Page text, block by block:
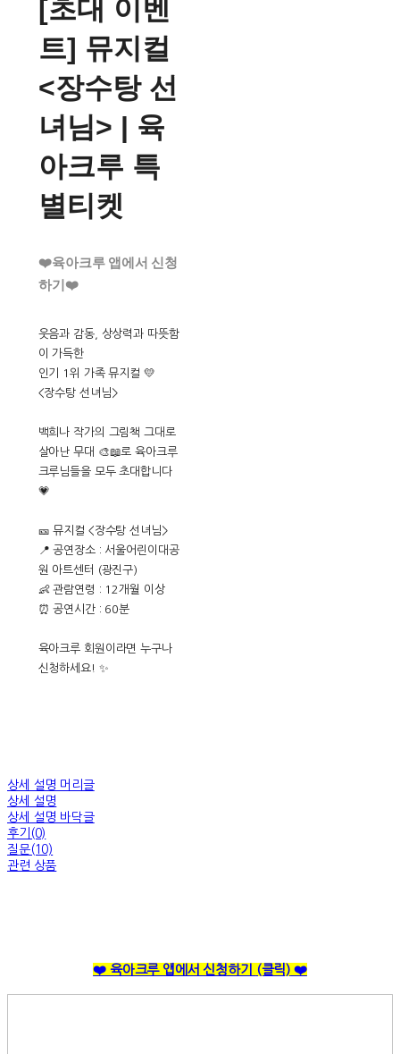
[초대 이벤
트] 뮤지컬
<장수탕 선
녀님> | 육
아크루 특
별티켓
❤️육아크루 앱에서 신청
하기❤️
웃음과 감동, 상상력과 따뜻함
이 가득한
인기 1위 가족 뮤지컬 💛
<장수탕 선녀님>
백희나 작가의 그림책 그대로
살아난 무대 🎨📖로 육아크루
크루님들을 모두 초대합니다
💗
🎫 뮤지컬 <장수탕 선녀님>
📍 공연장소 : 서울어린이대공
원 아트센터 (광진구)
👶 관람연령 : 12개월 이상
⏰ 공연시간 : 60분
육아크루 회원이라면 누구나
신청하세요! ✨
상세 설명 머리글
상세 설명
상세 설명 바닥글
후기(0)
질문(10)
관련 상품
❤️ 육아크루 앱에서 신청하기 (클릭) ❤️